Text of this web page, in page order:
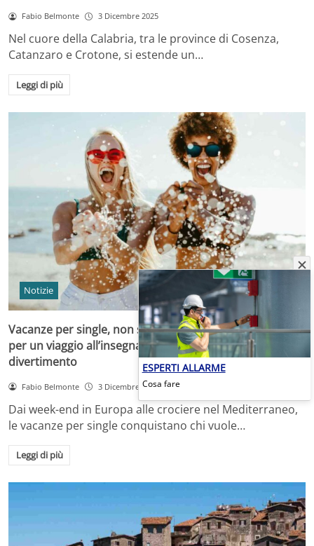
Fabio Belmonte 3 Dicembre 2025
Nel cuore della Calabria, tra le province di Cosenza,
Catanzaro e Crotone, si estende un…
Leggi di più
Notizie
Vacanze per single, non solo crociera: le migliori idee
per un viaggio all’insegna della sicurezza e del super
divertimento
Fabio Belmonte 3 Dicembre 2025
Dai week-end in Europa alle crociere nel Mediterraneo,
le vacanze per single conquistano chi vuole…
Leggi di più
ESPERTI ALLARME
Cosa fare